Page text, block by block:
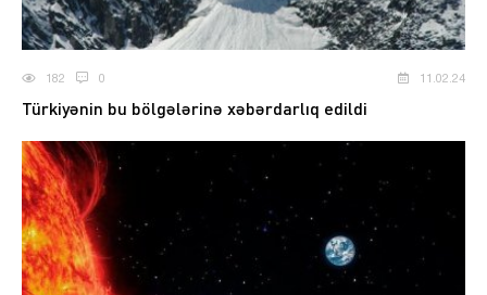
182 0 11.02.24
Türkiyənin bu bölgələrinə xəbərdarlıq edildi